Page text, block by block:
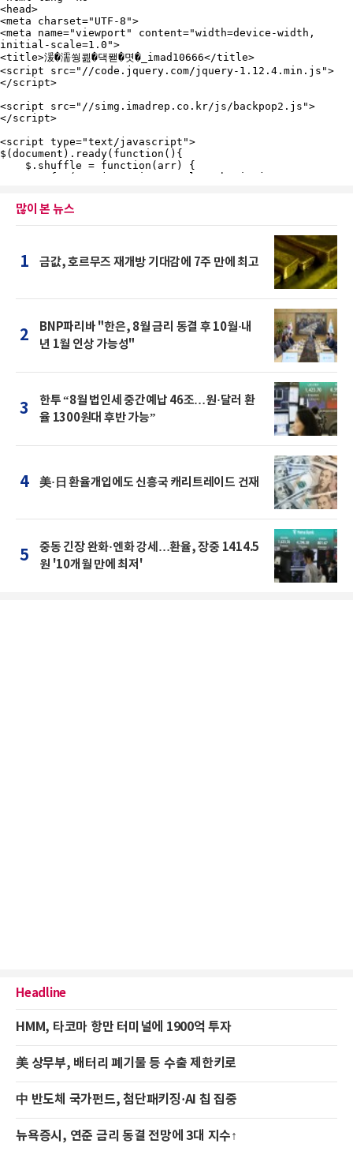
많이 본 뉴스
1 금값, 호르무즈 재개방 기대감에 7주 만에 최고
2
BNP파리바 "한은, 8월 금리 동결 후 10월·내
년 1월 인상 가능성"
3
한투 “8월 법인세 중간예납 46조…원·달러 환
율 1300원대 후반 가능”
4 美·日 환율개입에도 신흥국 캐리트레이드 건재
5
중동 긴장 완화·엔화 강세…환율, 장중 1414.5
원 '10개월 만에 최저'
Headline
HMM, 타코마 항만 터미널에 1900억 투자
美 상무부, 배터리 폐기물 등 수출 제한키로
中 반도체 국가펀드, 첨단패키징·AI 칩 집중
뉴욕증시, 연준 금리 동결 전망에 3대 지수↑